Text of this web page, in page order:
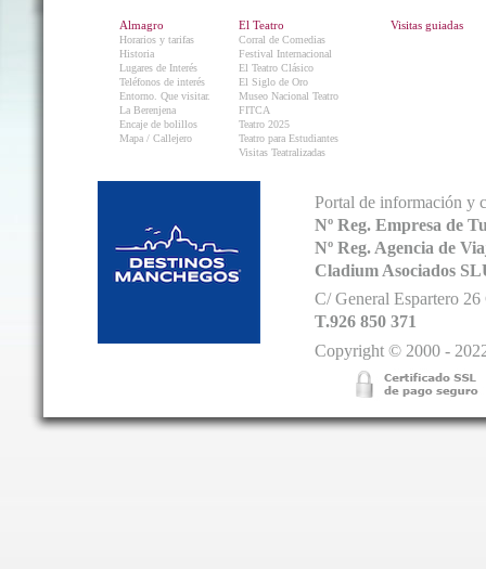
Almagro
Horarios y tarifas
Historia
Lugares de Interés
Teléfonos de interés
Entorno. Que visitar.
La Berenjena
Encaje de bolillos
Mapa / Callejero
El Teatro
Corral de Comedias
Festival Internacional
El Teatro Clásico
El Siglo de Oro
Museo Nacional Teatro
FITCA
Teatro 2025
Teatro para Estudiantes
Visitas Teatralizadas
Visitas guiadas
Portal de información y
Nº Reg. Empresa de
Nº Reg. Agencia de
Cladium Asociados
C/ General Espartero
T.926 850 371
Copyright © 2000 -